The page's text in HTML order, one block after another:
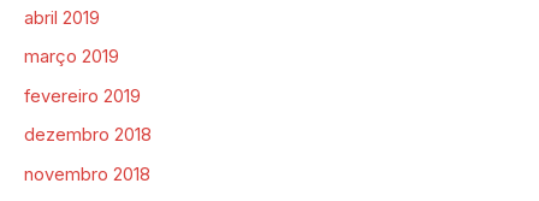
abril 2019
março 2019
fevereiro 2019
dezembro 2018
novembro 2018